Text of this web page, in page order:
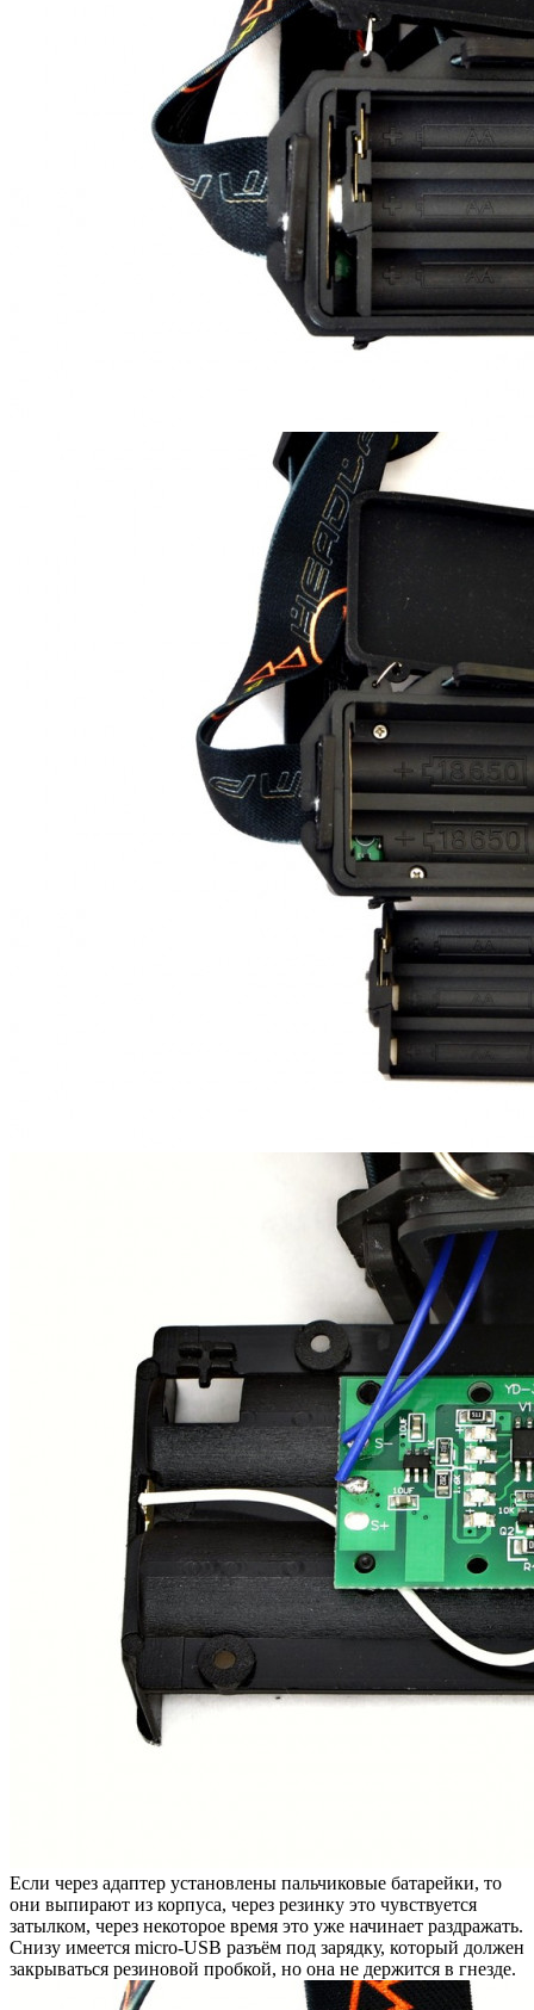
Если через адаптер установлены пальчиковые батарейки, то
они выпирают из корпуса, через резинку это чувствуется
затылком, через некоторое время это уже начинает раздражать.
Снизу имеется micro-USB разъём под зарядку, который должен
закрываться резиновой пробкой, но она не держится в гнезде.